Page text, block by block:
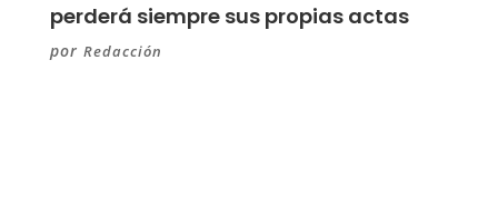
perderá siempre sus propias actas
por Redacción